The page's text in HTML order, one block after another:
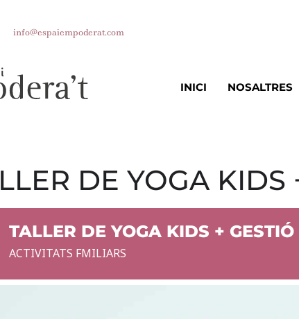
info@espaiempoderat.com
INICI NOSALTRES
DE YOGA KIDS
TALLER DE YOGA KIDS +
ACTIVITATS FMILIARS